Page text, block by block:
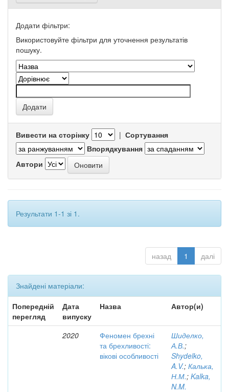
Додати фільтри:
Використовуйте фільтри для уточнення результатів
пошуку.
Вивести на сторінку | Сортування
Впорядкування
Автори
Результати 1-1 зі 1.
назад 1 далі
Знайдені матеріали:
Попередній
перегляд
Дата
випуску
Назва Автор(и)
2020
Феномен брехні
та брехливості:
вікові особливості
Шиделко,
А.В.;
Shydelko,
A.V.; Калька,
Н.М.; Kalka,
N.M.